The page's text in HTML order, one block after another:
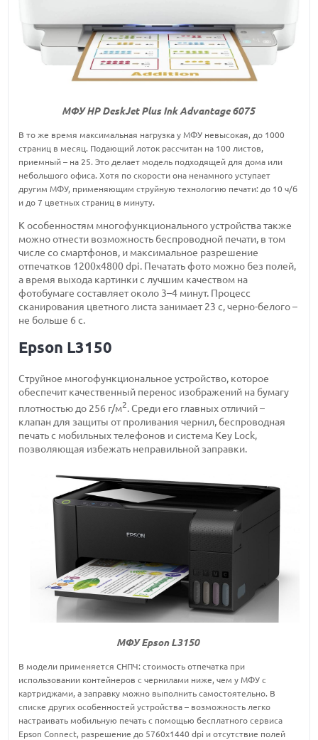
МФУ HP DeskJet Plus Ink Advantage 6075
В то же время максимальная нагрузка у МФУ невысокая, до 1000
страниц в месяц. Подающий лоток рассчитан на 100 листов,
приемный – на 25. Это делает модель подходящей для дома или
небольшого офиса. Хотя по скорости она ненамного уступает
другим МФУ, применяющим струйную технологию печати: до 10 ч/б
и до 7 цветных страниц в минуту.
К особенностям многофункционального устройства также
можно отнести возможность беспроводной печати, в том
числе со смартфонов, и максимальное разрешение
отпечатков 1200х4800 dpi. Печатать фото можно без полей,
а время выхода картинки с лучшим качеством на
фотобумаге составляет около 3–4 минут. Процесс
сканирования цветного листа занимает 23 с, черно-белого –
не больше 6 с.
Epson L3150
Струйное многофункциональное устройство, которое
обеспечит качественный перенос изображений на бумагу
плотностью до 256 г/м2. Среди его главных отличий –
клапан для защиты от проливания чернил, беспроводная
печать с мобильных телефонов и система Key Lock,
позволяющая избежать неправильной заправки.
МФУ Epson L3150
В модели применяется СНПЧ: стоимость отпечатка при
использовании контейнеров с чернилами ниже, чем у МФУ с
картриджами, а заправку можно выполнить самостоятельно. В
списке других особенностей устройства – возможность легко
настраивать мобильную печать с помощью бесплатного сервиса
Epson Connect, разрешение до 5760x1440 dpi и отсутствие полей